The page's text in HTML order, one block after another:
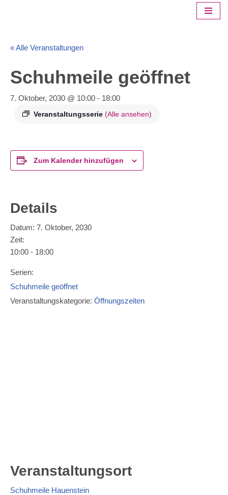
springen
« Alle Veranstaltungen
Schuhmeile geöffnet
7. Oktober, 2030 @ 10:00 - 18:00
Veranstaltungsserie (Alle ansehen)
Zum Kalender hinzufügen
Details
Datum: 7. Oktober, 2030
Zeit:
10:00 - 18:00
Serien:
Schuhmeile geöffnet
Veranstaltungskategorie: Öffnungszeiten
Veranstaltungsort
Schuhmeile Hauenstein